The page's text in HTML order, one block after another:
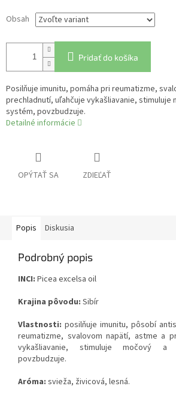
Obsah
Pridať do košíka
Posilňuje imunitu, pomáha pri reumatizme,
prechladnutí, uľahčuje vykašliavanie, stimuluje
systém, povzbudzuje.
Detailné informácie
OPÝTAŤ SA ZDIEĽAŤ
Popis Diskusia
Podrobný popis
INCI: Picea excelsa oil
Krajina pôvodu: Sibír
Vlastnosti: posilňuje imunitu, pôsobí
reumatizme, svalovom napätí, astme a
vykašliavanie, stimuluje močový a
povzbudzuje.
Aróma: svieža, živicová, lesná.